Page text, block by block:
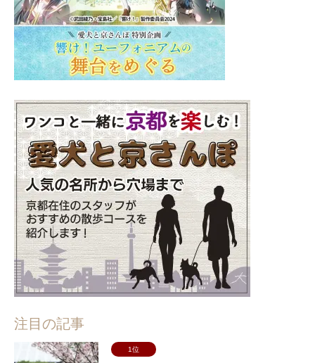
注目の記事
1位